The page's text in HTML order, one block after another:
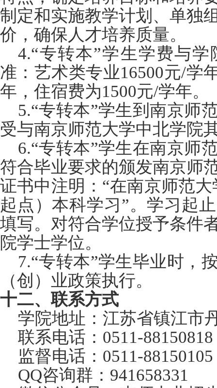
制定和实施教学计划、单独
价，确保人才培养质量。
4.“专转本”学生学费与
准：艺术类专业16500元/学
年，住宿费为1500元/学年。
5.“专转本”学生到南京师
受与南京师范大学中北学院
6.“专转本”学生在南京师
符合毕业要求的颁发南京师
证书中注明：“在南京师范
起点）本科学习”。学习起
填写。对符合学位授予条件
院学士学位。
7.“专转本”学生毕业时，
（创）业政策执行。
十二、联系方式
学院地址：江苏省镇江市
联系电话：0511-88150818
监督电话：0511-88150105
QQ咨询群：941658331